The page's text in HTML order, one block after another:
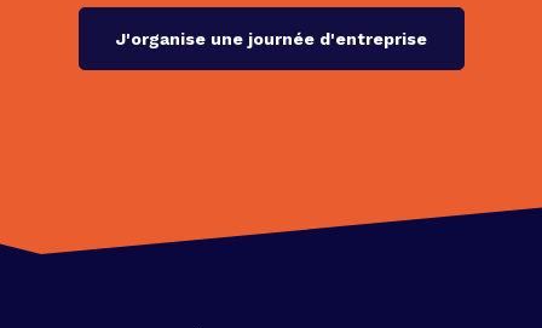
J'organise une journée d'entreprise